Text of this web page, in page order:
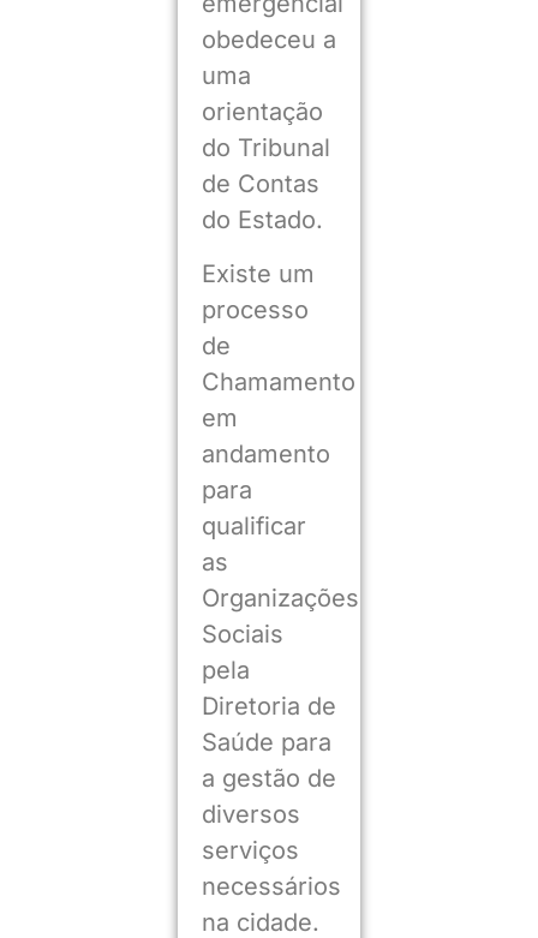
obedeceu a
uma
orientação
do Tribunal
de Contas
do Estado.
Existe um
processo
de
Chamamento
em
andamento
para
qualificar
as
Organizações
Sociais
pela
Diretoria de
Saúde para
a gestão de
diversos
serviços
necessários
na cidade.